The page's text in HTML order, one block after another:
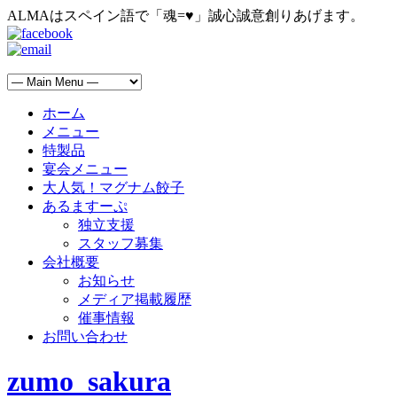
ALMAはスペイン語で「魂=♥」誠心誠意創りあげます。
ホーム
メニュー
特製品
宴会メニュー
大人気！マグナム餃子
あるますーぷ
独立支援
スタッフ募集
会社概要
お知らせ
メディア掲載履歴
催事情報
お問い合わせ
zumo_sakura